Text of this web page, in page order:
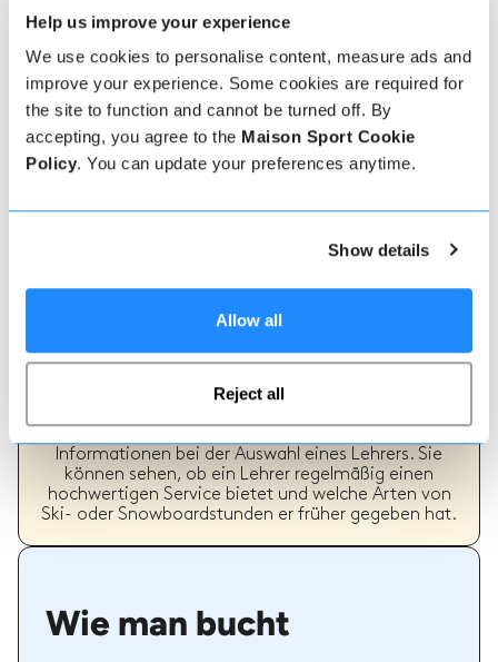
Help us improve your experience
We use cookies to personalise content, measure ads and
improve your experience. Some cookies are required for
the site to function and cannot be turned off. By
accepting, you agree to the Maison Sport Cookie
Policy. You can update your preferences anytime.
Show details
Allow all
Reject all
Die Bedeutung eines geeigneten Ski- oder
Snowboardlehrers sollte nicht unterschätzt werden.
Ein Lehrer, der Ihren Bedürfnissen entspricht, wird
Ihren Urlaub wirklich unvergesslich machen. Auf
Maison Sport ist es einfach, mehr über jeden Lehrer
zu erfahren, ihre Bewertungen zu überprüfen und
dann sicher zu buchen und zu bezahlen.
Echte Lehrer Bewertungen
70% aller Ski- und Snowboardstunden auf Maison
Informationen bei der Auswahl eines Lehrers. Sie
können sehen, ob ein Lehrer regelmäßig einen
hochwertigen Service bietet und welche Arten von
Ski- oder Snowboardstunden er früher gegeben hat.
Wie man bucht